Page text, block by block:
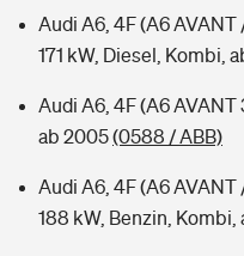
Audi A6, 4F (A6 AVANT
171 kW, Diesel, Kombi,
Audi A6, 4F (A6 AVANT
ab 2005(0588 / ABB)
Audi A6, 4F (A6 AVANT
188 kW, Benzin, Kombi,